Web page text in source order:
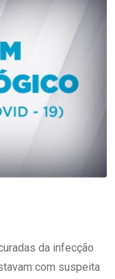
da infecção
com suspeita